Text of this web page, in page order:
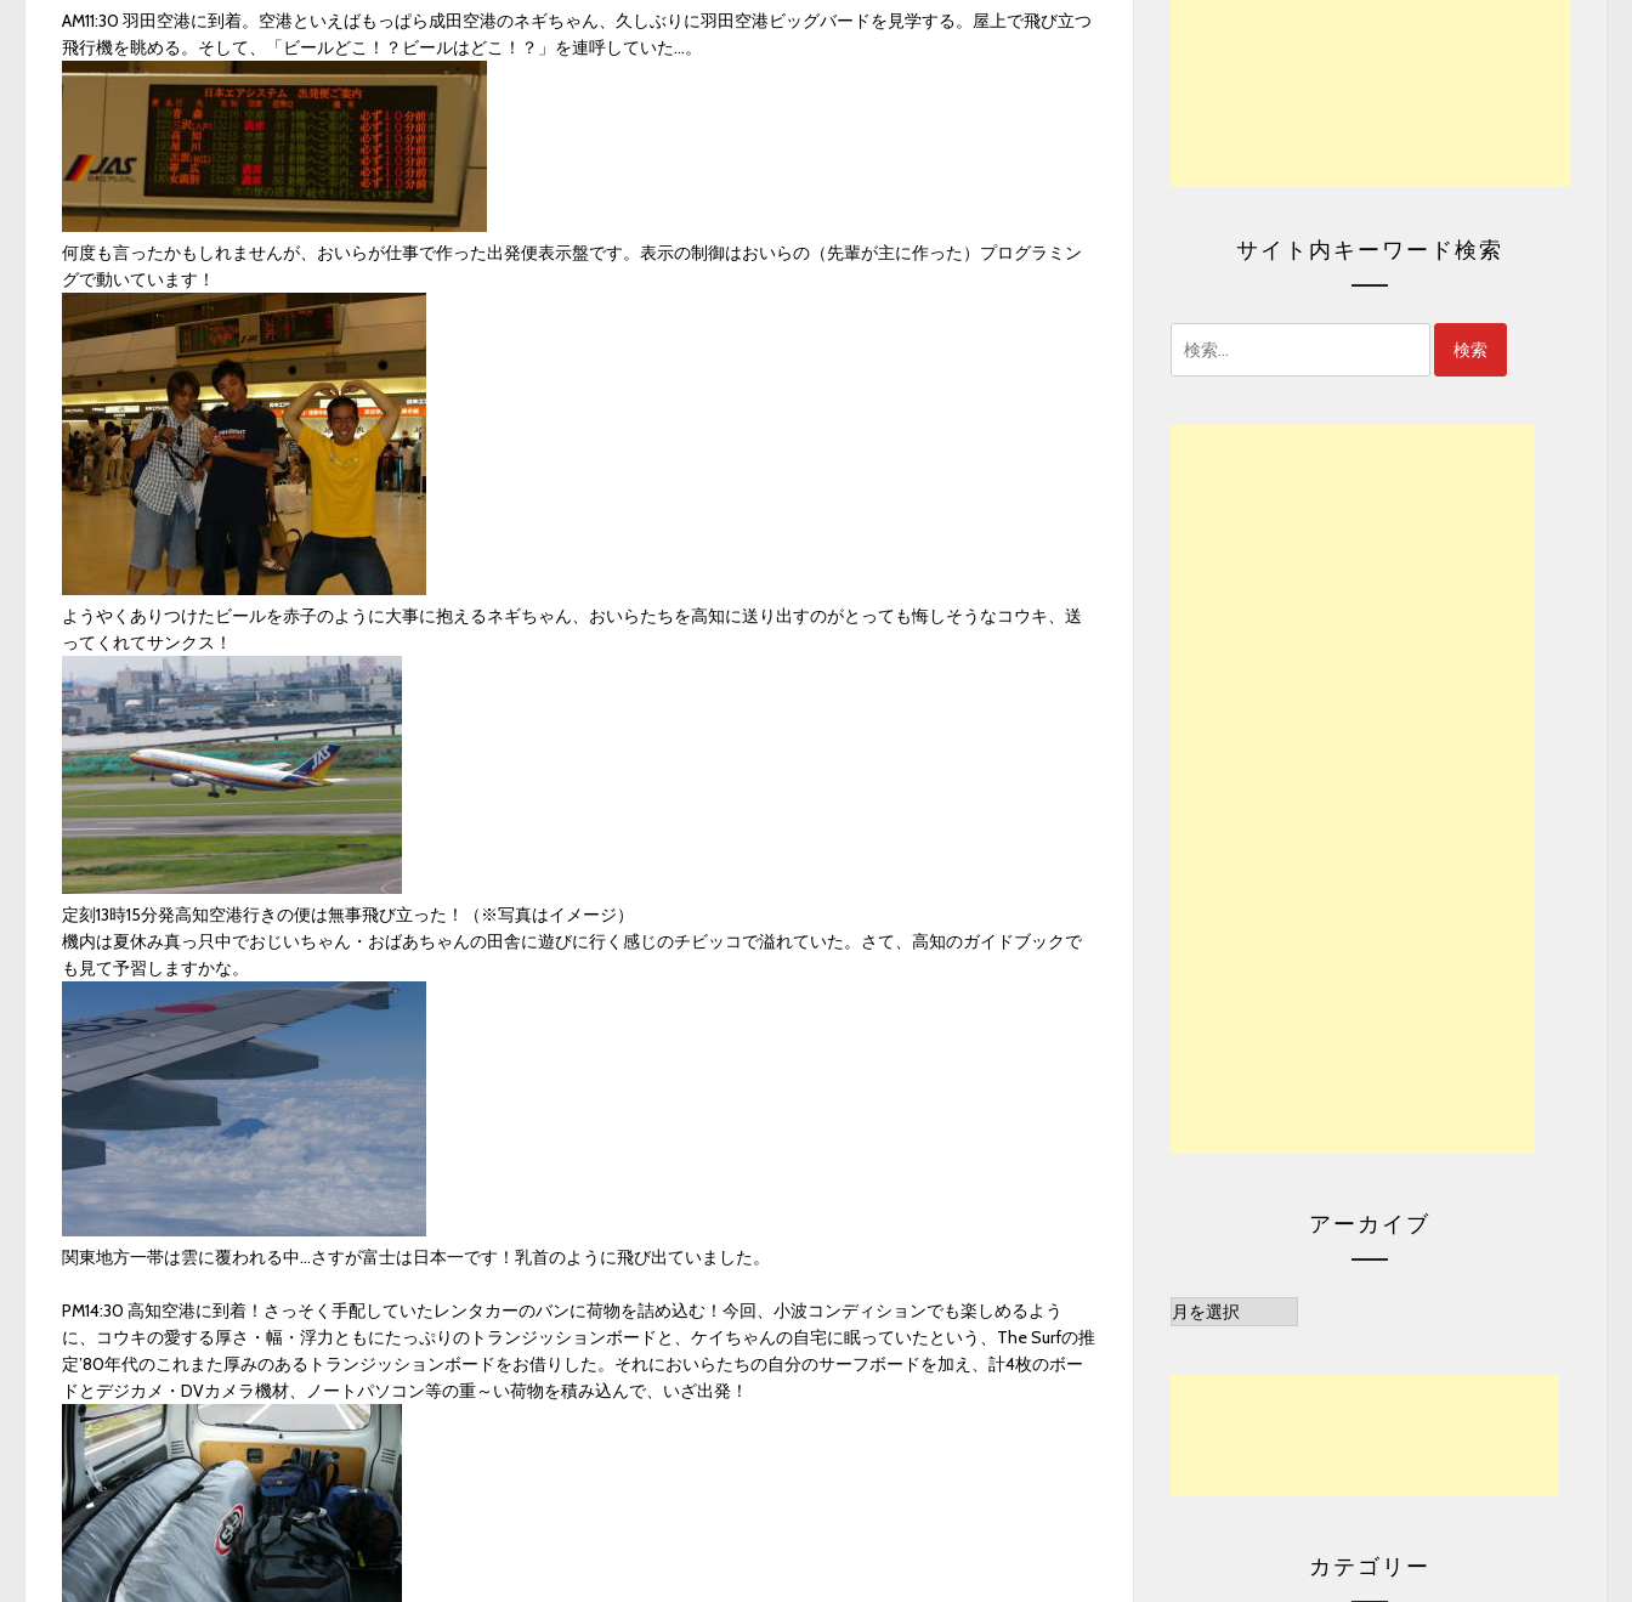
AM11:30 羽田空港に到着。空港といえばもっぱら成田空港のネギちゃん、久しぶりに羽田空港ビッグバードを見学する。屋上で飛び立つ
飛行機を眺める。そして、「ビールどこ！？ビールはどこ！？」を連呼していた…。
何度も言ったかもしれませんが、おいらが仕事で作った出発便表示盤です。表示の制御はおいらの（先輩が主に作った）プログラミン
グで動いています！
ようやくありつけたビールを赤子のように大事に抱えるネギちゃん、おいらたちを高知に送り出すのがとっても悔しそうなコウキ、送
ってくれてサンクス！
定刻13時15分発高知空港行きの便は無事飛び立った！（※写真はイメージ）
機内は夏休み真っ只中でおじいちゃん・おばあちゃんの田舎に遊びに行く感じのチビッコで溢れていた。さて、高知のガイドブックで
も見て予習しますかな。
関東地方一帯は雲に覆われる中…さすが富士は日本一です！乳首のように飛び出ていました。
PM14:30 高知空港に到着！さっそく手配していたレンタカーのバンに荷物を詰め込む！今回、小波コンディションでも楽しめるよう
に、コウキの愛する厚さ・幅・浮力ともにたっぷりのトランジッションボードと、ケイちゃんの自宅に眠っていたという、The Surfの推
定’80年代のこれまた厚みのあるトランジッションボードをお借りした。それにおいらたちの自分のサーフボードを加え、計4枚のボー
ドとデジカメ・DVカメラ機材、ノートパソコン等の重～い荷物を積み込んで、いざ出発！
サイト内キーワード検索
検
索:
アーカイブ
ア
カテゴリー